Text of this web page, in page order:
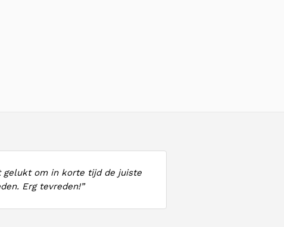
gelukt om in korte tijd de juiste
Erg tevreden!”